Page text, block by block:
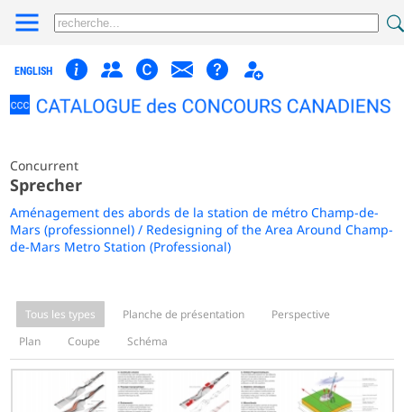
ENGLISH
Concurrent
Sprecher
Aménagement des abords de la station de métro Champ-de-
Mars (professionnel) / Redesigning of the Area Around Champ-
de-Mars Metro Station (Professional)
Tous les types Planche de présentation
Perspective
Plan
Coupe Schéma